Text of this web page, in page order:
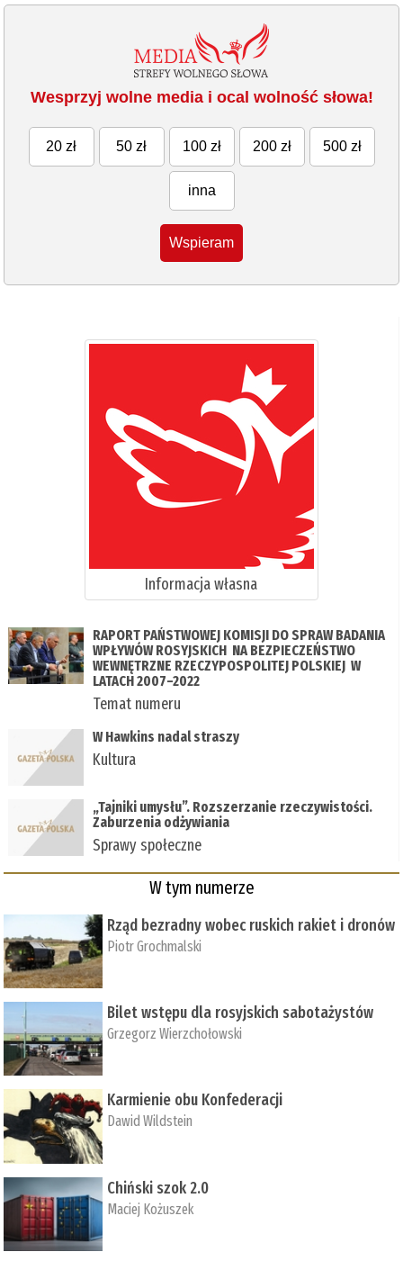
Wesprzyj wolne media i ocal wolność słowa!
20 zł 50 zł 100 zł 200 zł 500 zł
inna
Wspieram
Informacja własna
RAPORT PAŃSTWOWEJ KOMISJI DO SPRAW BADANIA
WPŁYWÓW ROSYJSKICH NA BEZPIECZEŃSTWO
WEWNĘTRZNE RZECZYPOSPOLITEJ POLSKIEJ W
LATACH 2007–2022
Temat numeru
W Hawkins nadal straszy
Kultura
„Tajniki umysłu”. Rozszerzanie rzeczywistości.
Zaburzenia odżywiania
Sprawy społeczne
W tym numerze
Rząd bezradny wobec ruskich rakiet i dronów
Piotr Grochmalski
Bilet wstępu dla rosyjskich sabotażystów
Grzegorz Wierzchołowski
Karmienie obu Konfederacji
Dawid Wildstein
Chiński szok 2.0
Maciej Kożuszek